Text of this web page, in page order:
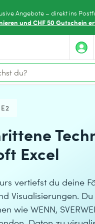
Angebote – direkt ins
und CHF 50 Gutschein
Excel
vertiefst du deine
Visualisierungen. Du
wie WENN,